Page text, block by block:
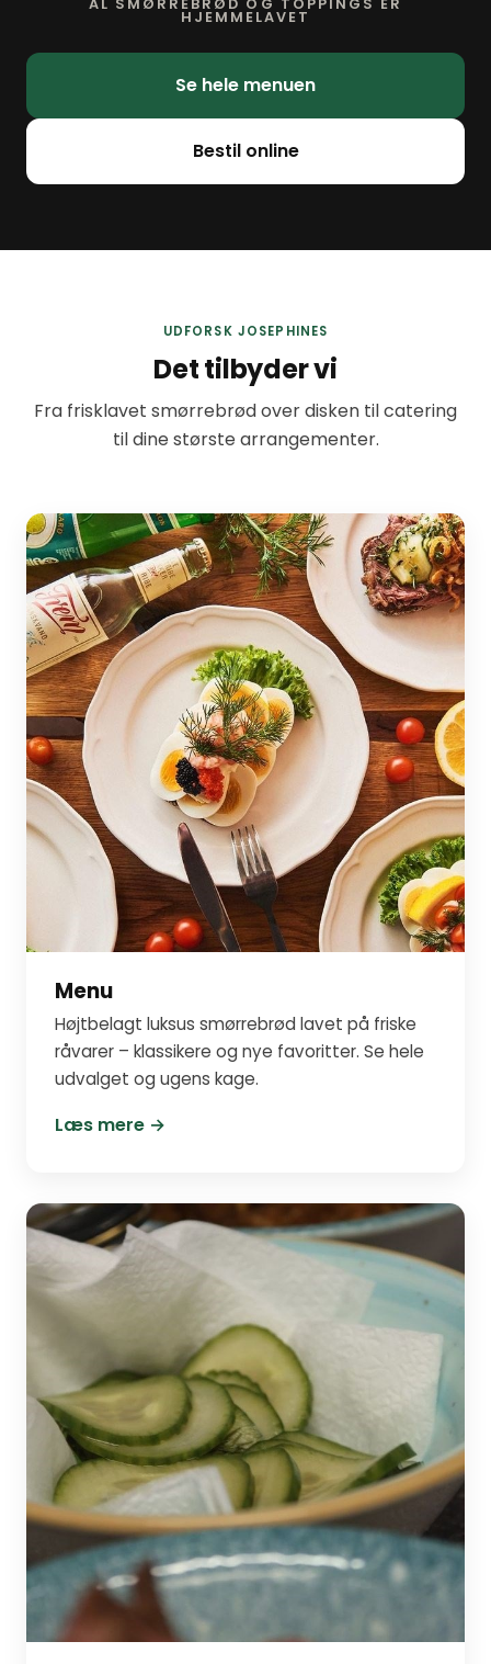
HJEMMELAVET
Se hele menuen
Bestil online
UDFORSK JOSEPHINES
Det tilbyder vi
Fra frisklavet smørrebrød over disken til catering
til dine største arrangementer.
Menu
Højtbelagt luksus smørrebrød lavet på friske
råvarer – klassikere og nye favoritter. Se hele
udvalget og ugens kage.
Læs mere →